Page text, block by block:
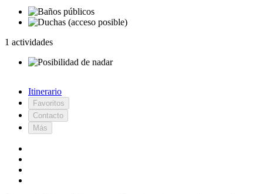
1 actividades
Itinerario
Favoritos
Contacto
Más